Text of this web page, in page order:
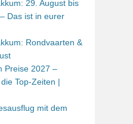
29. August bis
Das ist in eurer
Rondvaarten &
Preise 2027 –
Top-Zeiten |
mit dem